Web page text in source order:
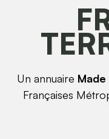
Un annuaire Made
Françaises